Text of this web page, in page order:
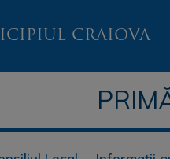
CRAIOVA